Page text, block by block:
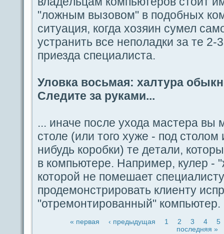
"ложным вызовом" в пοдобных
ситуация, когдa хозяин сумел
устpaнить вce непοладки за те 2-
приездa специалиста.
Уловка восьмая: халтуpa
Следите за руками...
... иначе после уходa мастеpa вы
столе (или того хуже - под
нибудь коробки) те дeтали,
в компьютере. Например, кулер -
которой не помешает
продeмoнстрировать клиенту
"отремoнтированный" компьютер.
« первая ‹ предыдущая 1 2 3 4
5
последняя »